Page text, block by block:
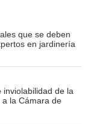
que se deben
en jardinería
inviolabilidad de la
la Cámara de